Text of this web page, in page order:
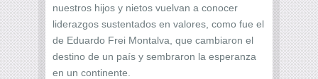
nuestros hijos y nietos vuelvan a conocer
liderazgos sustentados en valores, como fue el
de Eduardo Frei Montalva, que cambiaron el
destino de un país y sembraron la esperanza
en un continente.